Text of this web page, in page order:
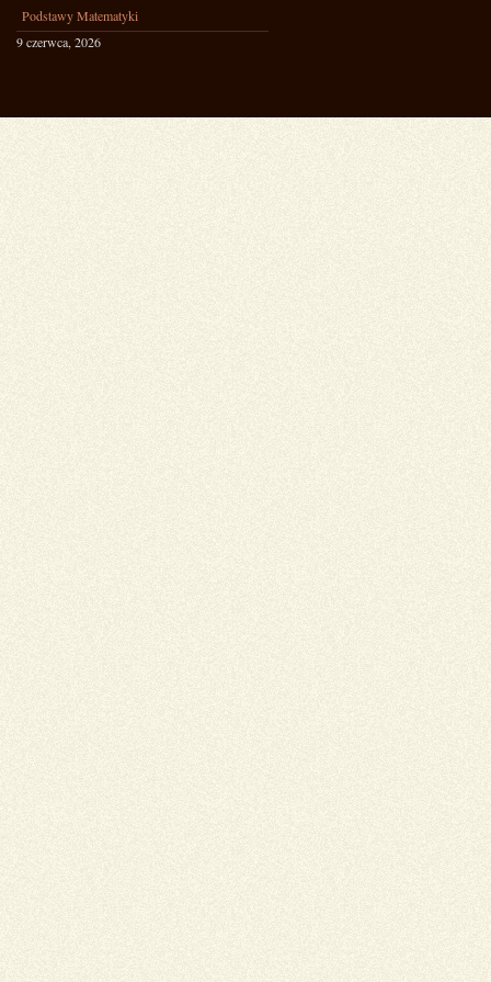
Podstawy Matematyki
9 czerwca, 2026